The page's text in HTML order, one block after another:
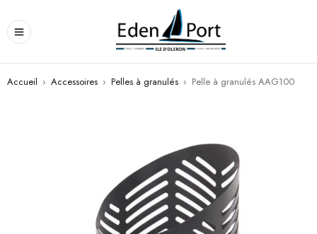
Accueil › Accessoires › Pelles à granulés › Pelle à granulés AAG100